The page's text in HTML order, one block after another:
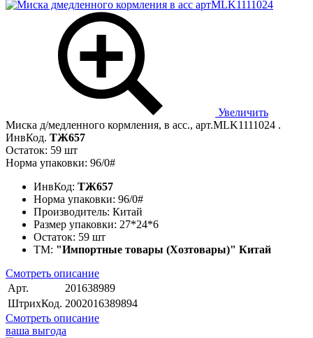
Увеличить
Миска д/медленного кормления, в асс., арт.MLK1111024 .
ИнвКод. ТЖ657
Остаток: 59 шт
Норма упаковки: 96/0#
ИнвКод: ТЖ657
Норма упаковки: 96/0#
Производитель: Китай
Размер упаковки: 27*24*6
Остаток: 59 шт
ТМ: "Импортные товары (Хозтовары)" Китай
Смотреть описание
Арт.
201638989
ШтрихКод. 2002016389894
Смотреть описание
ваша выгода